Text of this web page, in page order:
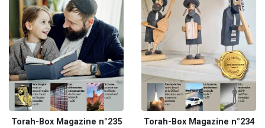
Torah-Box Magazine n°235
Torah-Box Magazine n°234